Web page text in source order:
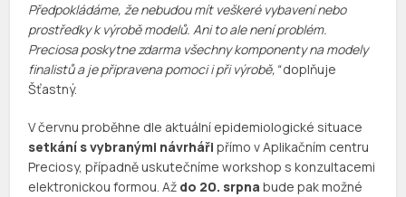
Předpokládáme, že nebudou mít veškeré vybavení nebo
prostředky k výrobě modelů. Ani to ale není problém.
Preciosa poskytne zdarma všechny komponenty na modely
finalistů a je připravena pomoci i při výrobě,“doplňuje
Šťastný.
V červnu proběhne dle aktuální epidemiologické situace
setkání s vybranými návrháři přímo v Aplikačním centru
Preciosy, případně uskutečníme workshop s konzultacemi
elektronickou formou. Až do 20. srpna bude pak možné